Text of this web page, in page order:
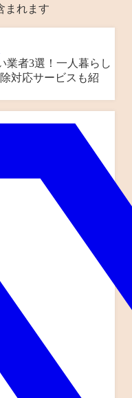
業者3選！一人暮らし
対応サービスも紹